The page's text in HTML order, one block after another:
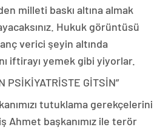
milleti baskı altına almak
Hukuk görüntüsü
verici şeyin altında
iftirayı yemek gibi yiyorlar.
PSİKİYATRİSTE GİTSİN”
tutuklama gerekçelerini
Ahmet başkanımız ile terör